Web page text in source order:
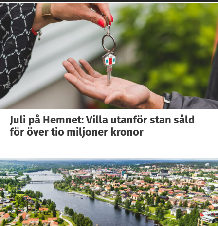
Juli på Hemnet: Villa utanför stan såld
för över tio miljoner kronor